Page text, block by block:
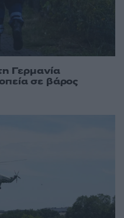
Γερμανία
σε βάρος